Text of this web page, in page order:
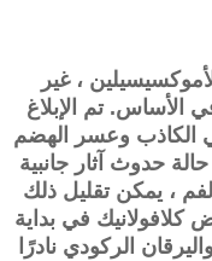
، غير
الأساس. تم الإبلاغ
الكاذب وعسر الهضم
حدوث آثار جانبية
، يمكن تقليل ذلك
في بداية
الركودي نادرًا